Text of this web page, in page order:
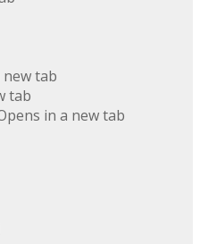
new tab
tab
in a new tab